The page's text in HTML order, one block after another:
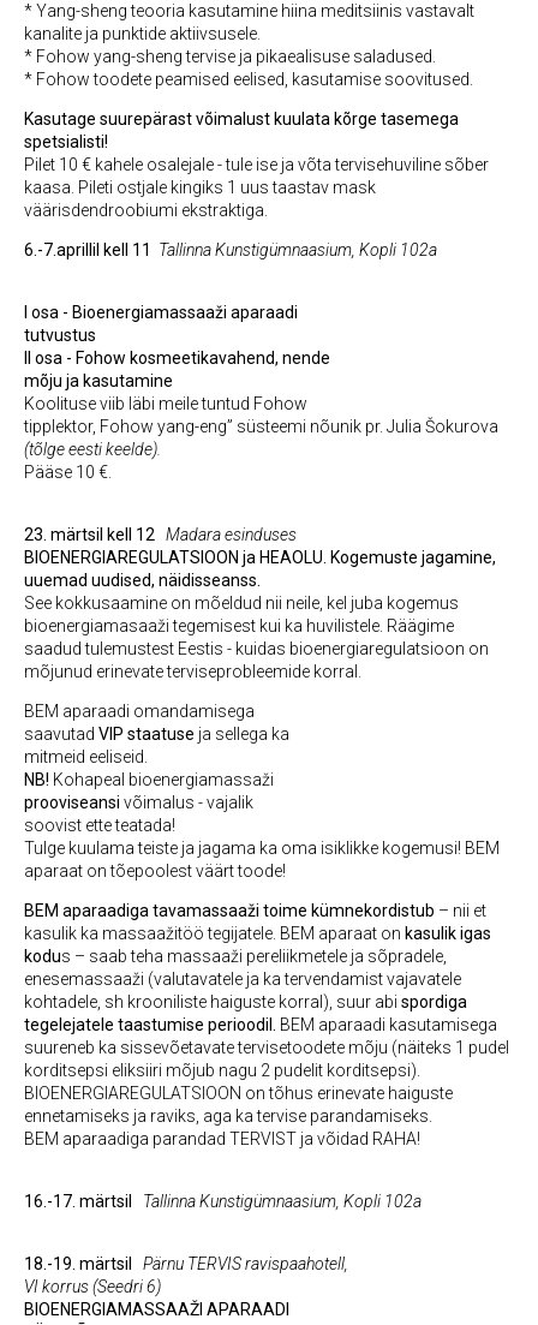
* Yang-sheng teooria kasutamine hiina meditsiinis vastavalt
kanalite ja punktide aktiivsusele.
* Fohow yang-sheng tervise ja pikaealisuse saladused.
* Fohow toodete peamised eelised, kasutamise soovitused.
Kasutage suurepärast võimalust kuulata kõrge tasemega
spetsialisti!
Pilet 10 € kahele osalejale - tule ise ja võta tervisehuviline sõber
kaasa. Pileti ostjale kingiks 1 uus taastav mask
väärisdendroobiumi ekstraktiga.
6.-7.aprillil kell 11 Tallinna Kunstigümnaasium, Kopli 102a
I osa - Bioenergiamassaaži aparaadi
tutvustus
II osa - Fohow kosmeetikavahend, nende
mõju ja kasutamine
Koolituse viib läbi meile tuntud Fohow
tipplektor, Fohow yang-eng” süsteemi nõunik pr. Julia Šokurova
(tõlge eesti keelde).
Pääse 10 €.
23. märtsil kell 12
Madara esinduses
BIOENERGIAREGULATSIOON ja HEAOLU. Kogemuste jagamine,
uuemad uudised, näidisseanss.
See kokkusaamine on mõeldud nii neile, kel juba kogemus
bioenergiamasaaži tegemisest kui ka huvilistele. Räägime
saadud tulemustest Eestis - kuidas bioenergiaregulatsioon on
mõjunud erinevate terviseprobleemide korral.
BEM aparaadi omandamisega
saavutad VIP staatuse ja sellega ka
mitmeid eeliseid.
NB! Kohapeal bioenergiamassaži
prooviseansi võimalus - vajalik
soovist ette teatada!
Tulge kuulama teiste ja jagama ka oma isiklikke kogemusi! BEM
aparaat on tõepoolest väärt toode!
BEM aparaadiga tavamassaaži toime kümnekordistub – nii et
kasulik ka massaažitöö tegijatele. BEM aparaat on kasulik igas
kodus – saab teha massaaži pereliikmetele ja sõpradele,
enesemassaaži (valutavatele ja ka tervendamist vajavatele
kohtadele, sh krooniliste haiguste korral), suur abi spordiga
tegelejatele taastumise perioodil.
BEM aparaadi kasutamisega
suureneb ka sissevõetavate tervisetoodete mõju (näiteks 1 pudel
korditsepsi eliksiiri mõjub nagu 2 pudelit korditsepsi).
BIOENERGIAREGULATSIOON on tõhus erinevate haiguste
ennetamiseks ja raviks, aga ka tervise parandamiseks.
BEM aparaadiga parandad TERVIST ja võidad RAHA!
16.-17. märtsil Tallinna Kunstigümnaasium, Kopli 102a
18.-19. märtsil Pärnu TERVIS ravispaahotell,
VI korrus (Seedri 6)
BIOENERGIAMASSAAŽI APARAADI